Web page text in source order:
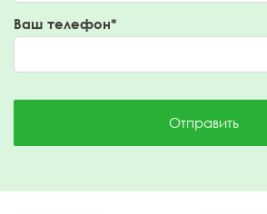
Ваш телефон*
Отправить